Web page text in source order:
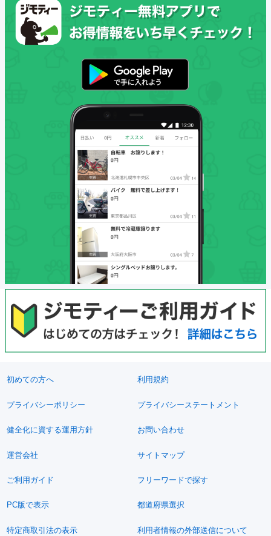
初めての方へ 利用規約
プライバシーポリシー プライバシーステートメント
健全化に資する運用方針 お問い合わせ
運営会社 サイトマップ
ご利用ガイド フリーワードで探す
PC版で表示 都道府県選択
特定商取引法の表示 利用者情報の外部送信について